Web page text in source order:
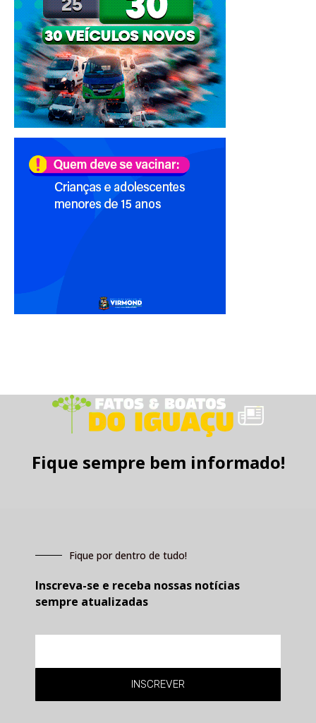
Fique sempre bem informado!
Fique por dentro de tudo!
Inscreva-se e receba nossas notícias
sempre atualizadas
INSCREVER